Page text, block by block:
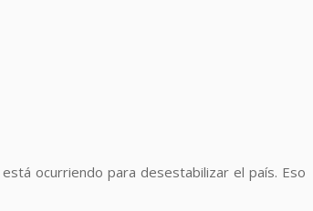
ocurriendo para desestabilizar el país. Eso